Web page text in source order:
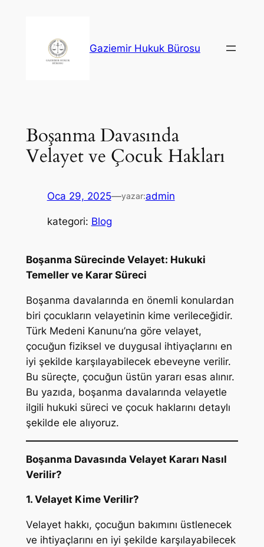
Gaziemir Hukuk Bürosu
Boşanma Davasında
Velayet ve Çocuk Hakları
Oca 29, 2025—yazar:admin
kategori: Blog
Boşanma Sürecinde Velayet: Hukuki
Temeller ve Karar Süreci
Boşanma davalarında en önemli konulardan
biri çocukların velayetinin kime verileceğidir.
Türk Medeni Kanunu’na göre velayet,
çocuğun fiziksel ve duygusal ihtiyaçlarını en
iyi şekilde karşılayabilecek ebeveyne verilir.
Bu süreçte, çocuğun üstün yararı esas alınır.
Bu yazıda, boşanma davalarında velayetle
ilgili hukuki süreci ve çocuk haklarını detaylı
şekilde ele alıyoruz.
Boşanma Davasında Velayet Kararı Nasıl
Verilir?
1. Velayet Kime Verilir?
Velayet hakkı, çocuğun bakımını üstlenecek
ve ihtiyaçlarını en iyi şekilde karşılayabilecek